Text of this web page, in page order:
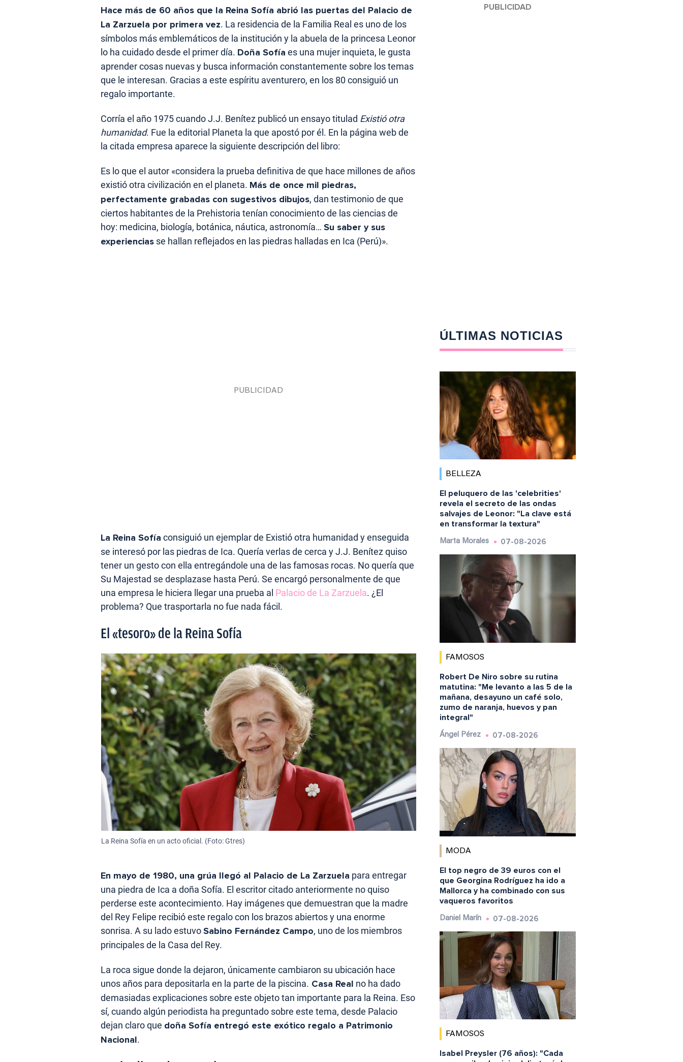
Hace más de 60 años que la Reina Sofía abrió las puertas del Palacio de
La Zarzuela por primera vez. La residencia de la Familia Real es uno de los
símbolos más emblemáticos de la institución y la abuela de la princesa Leonor
lo ha cuidado desde el primer día. Doña Sofía es una mujer inquieta, le gusta
aprender cosas nuevas y busca información constantemente sobre los temas
que le interesan. Gracias a este espíritu aventurero, en los 80 consiguió un
regalo importante.
Corría el año 1975 cuando J.J. Benítez publicó un ensayo titulad Existió otra
humanidad. Fue la editorial Planeta la que apostó por él. En la página web de
la citada empresa aparece la siguiente descripción del libro:
Es lo que el autor «considera la prueba definitiva de que hace millones de años
existió otra civilización en el planeta. Más de once mil piedras,
perfectamente grabadas con sugestivos dibujos, dan testimonio de que
ciertos habitantes de la Prehistoria tenían conocimiento de las ciencias de
hoy: medicina, biología, botánica, náutica, astronomía… Su saber y sus
experiencias se hallan reflejados en las piedras halladas en Ica (Perú)».
La Reina Sofía consiguió un ejemplar de Existió otra humanidad y enseguida
se interesó por las piedras de Ica. Quería verlas de cerca y J.J. Benítez quiso
tener un gesto con ella entregándole una de las famosas rocas. No quería que
Su Majestad se desplazase hasta Perú. Se encargó personalmente de que
una empresa le hiciera llegar una prueba al Palacio de La Zarzuela. ¿El
problema? Que trasportarla no fue nada fácil.
El «tesoro» de la Reina Sofía
La Reina Sofía en un acto oficial. (Foto: Gtres)
En mayo de 1980, una grúa llegó al Palacio de La Zarzuela para entregar
una piedra de Ica a doña Sofía. El escritor citado anteriormente no quiso
perderse este acontecimiento. Hay imágenes que demuestran que la madre
del Rey Felipe recibió este regalo con los brazos abiertos y una enorme
sonrisa. A su lado estuvoSabino Fernández Campo, uno de los miembros
principales de la Casa del Rey.
La roca sigue donde la dejaron, únicamente cambiaron su ubicación hace
unos años para depositarla en la parte de la piscina. Casa Real no ha dado
demasiadas explicaciones sobre este objeto tan importante para la Reina. Eso
sí, cuando algún periodista ha preguntado sobre este tema, desde Palacio
dejan claro que doña Sofía entregó este exótico regalo a Patrimonio
Nacional.
ÚLTIMAS NOTICIAS
BELLEZA
El peluquero de las 'celebrities'
revela el secreto de las ondas
salvajes de Leonor: "La clave está
en transformar la textura"
Marta Morales 07-08-2026
FAMOSOS
Robert De Niro sobre su rutina
matutina: "Me levanto a las 5 de la
mañana, desayuno un café solo,
zumo de naranja, huevos y pan
integral"
Ángel Pérez 07-08-2026
MODA
El top negro de 39 euros con el
que Georgina Rodríguez ha ido a
Mallorca y ha combinado con sus
vaqueros favoritos
Daniel Marín 07-08-2026
FAMOSOS
Isabel Preysler (76 años): "Cada